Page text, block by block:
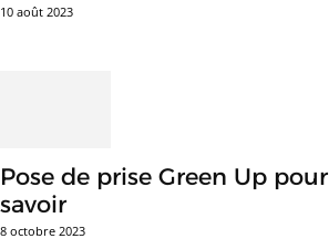
10 août 2023
Pose de prise Green Up
savoir
8 octobre 2023